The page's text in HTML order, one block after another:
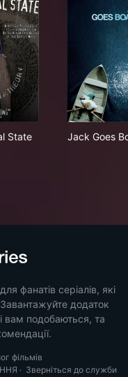
State Jack Goes
фанатів серіалів, які
додаток
вам подобаються, та
фільмів
· Зверніться до служби